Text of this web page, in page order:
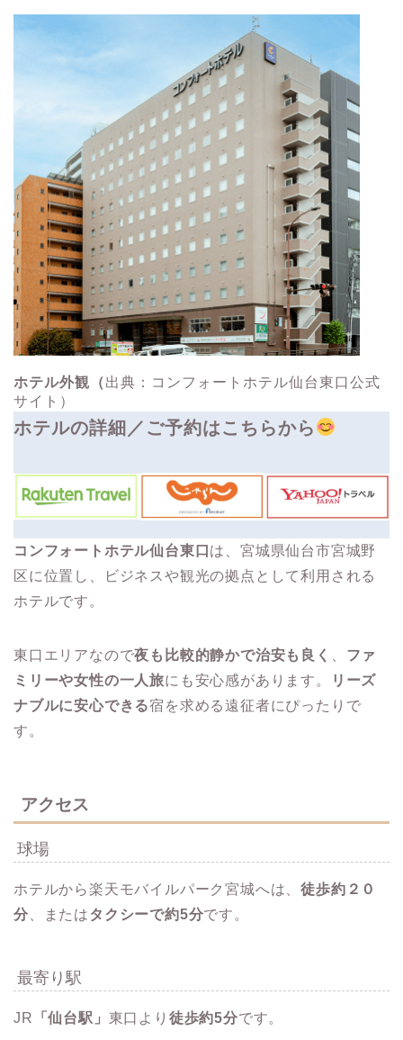
ホテル外観（出典：コンフォートホテル仙台東口公式
サイト）
ホテルの詳細／ご予約はこちらから
コンフォートホテル仙台東口 は、宮城県仙台市宮城野
区に位置し、ビジネスや観光の拠点として利用される
ホテルです。
東口エリアなので夜も比較的静かで治安も良く
ファ
ミリーや女性の一人旅にも安心感があります。
リーズ
ナブルに安心できる宿を求める遠征者にぴったりで
す。
アクセス
球場
ホテルから楽天モバイルパーク宮城へは、徒歩約２０
分 、または タクシーで約5分です。
最寄り駅
JR 「仙台駅」 東口より 徒歩約5分です。